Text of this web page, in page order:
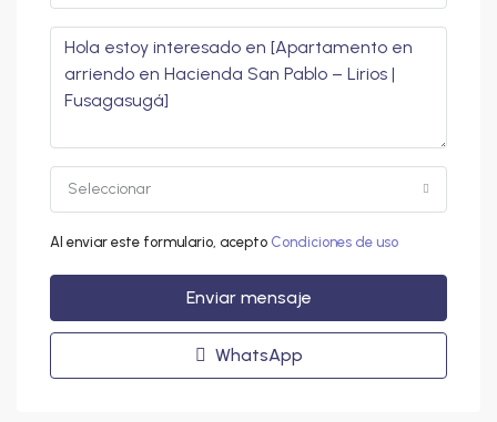
Seleccionar
Al enviar este formulario, acepto Condiciones de uso
Enviar mensaje
WhatsApp